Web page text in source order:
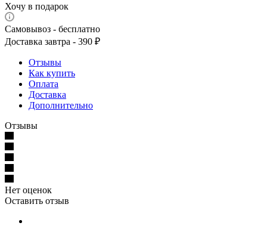
Хочу в подарок
Самовывоз - бесплатно
Доставка завтра - 390 ₽
Отзывы
Как купить
Оплата
Доставка
Дополнительно
Отзывы
Нет оценок
Оставить отзыв